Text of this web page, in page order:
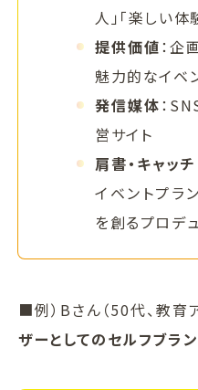
人」「楽しい
提供価値 ：企
魅力的なイベ
発信媒体 ：
営サイト
肩書・キャッ
イベントプラ
を創るプロデ
■例）Bさん（50代、教育
ザーとしてのセルフブラ